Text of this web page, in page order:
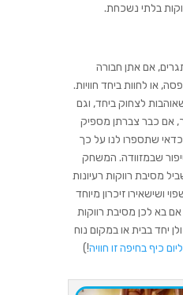
בלתי נשכחת.
אם אתן חבורה
או לחוות ביחד חוויות.
לצחוק ביחד, וגם
אם כבר צברתן מספיק
כדאי שתספרו לנו על כך
שבמזוודה. המשחק
מסיבת רווקות רעיונות
ושישאירו זיכרון מיוחד
בא לכן מסיבת רווקות
יחד בבית או במקום נוח
כיף בחיפה זו חוויה!)